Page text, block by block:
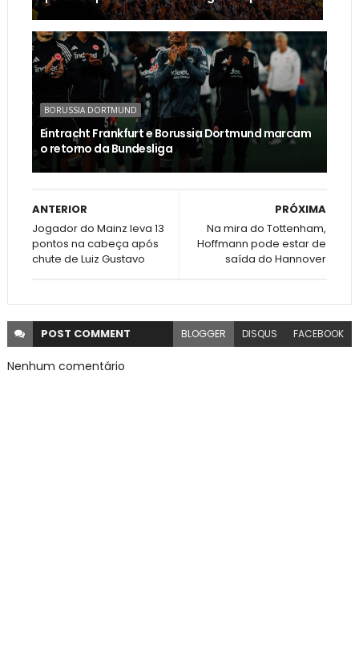
BORUSSIA DORTMUND
Eintracht Frankfurt e Borussia Dortmund marcam
o retorno da Bundesliga
PRÓXIMA
Na mira do Tottenham,
Hoffmann pode estar de
saída do Hannover
ANTERIOR
Jogador do Mainz leva 13
pontos na cabeça após
chute de Luiz Gustavo
POST COMMENT BLOGGER DISQUS FACEBOOK
Nenhum comentário